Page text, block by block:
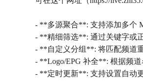
- **多源聚合**: 支持添加多个
- **精细筛选**: 通过关键字或
- **自定义分组**: 将匹配频道
- **Logo/EPG 补全**: 根据频
- **定时更新**: 支持设置自动